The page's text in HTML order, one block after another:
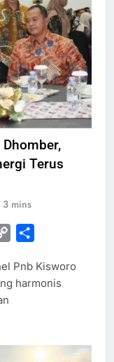
Terus
3 mins
Copy
Pnb Kisworo
harmonis